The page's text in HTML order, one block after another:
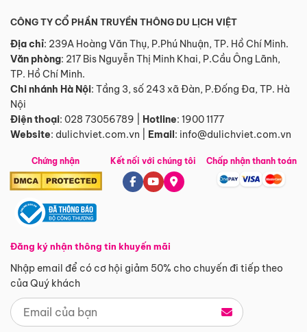
CÔNG TY CỔ PHẦN TRUYỀN THÔNG DU LỊCH VIỆT
Địa chỉ: 239A Hoàng Văn Thụ, P.Phú Nhuận, TP. Hồ Chí Minh.
Văn phòng: 217 Bis Nguyễn Thị Minh Khai, P.Cầu Ông Lãnh,
TP. Hồ Chí Minh.
Chi nhánh Hà Nội: Tầng 3, số 243 xã Đàn, P.Đống Đa, TP. Hà
Nội
Điện thoại: 028 73056789 Hotline: 1900 1177
Website: dulichviet.com.vn Email: info@dulichviet.com.vn
Chứng nhận
Đăng ký nhận thông tin khuyến mãi
Nhập email để có cơ hội giảm 50% cho chuyến đi tiếp theo
của Quý khách
Kết nối với chúng tôi Chấp nhận thanh toán